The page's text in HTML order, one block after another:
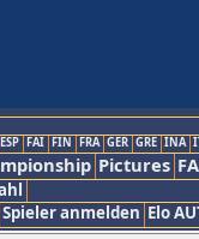
ESP FAI FIN FRA GER GRE INA
Pictures
Spieler anmelden Elo